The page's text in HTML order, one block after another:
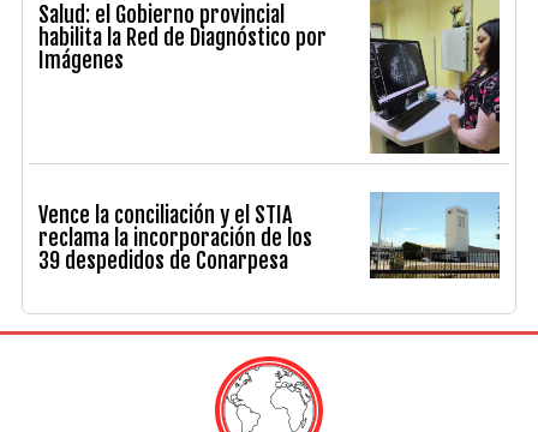
Salud: el Gobierno provincial
habilita la Red de Diagnóstico por
Imágenes
Vence la conciliación y el STIA
reclama la incorporación de los
39 despedidos de Conarpesa